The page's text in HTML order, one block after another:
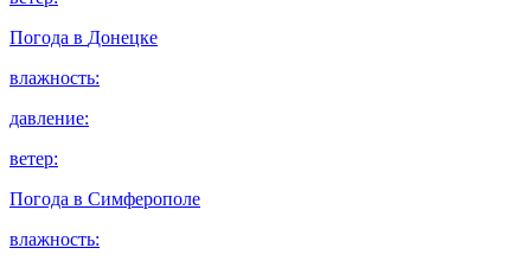
Погода в Донецке
влажность:
давление:
ветер:
Погода в Симферополе
влажность: